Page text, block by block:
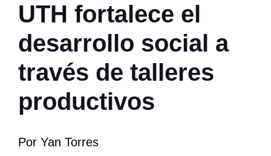
UTH fortalece el
desarrollo social a
través de talleres
productivos
Por Yan Torres